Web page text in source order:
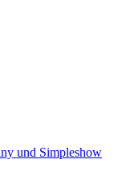
und Simpleshow